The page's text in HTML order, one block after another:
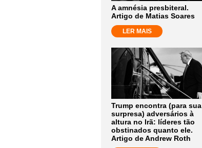
A amnésia presbiteral.
Artigo de Matias Soares
LER MAIS
Trump encontra (para sua
surpresa) adversários à
altura no Irã: líderes tão
obstinados quanto ele.
Artigo de Andrew Roth